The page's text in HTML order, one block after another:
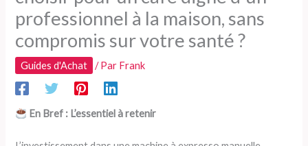
professionnel à la maison, sans
compromis sur votre santé ?
Guides d'Achat / Par Frank
En Bref : L’essentiel à retenir